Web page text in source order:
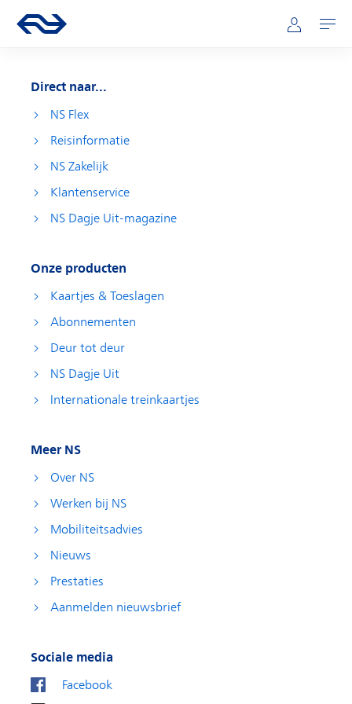
Hoofdnavigatie
Ga naar de homepage van ns.nl Mijn NS
Openen
Direct naar...
NS Flex
Reisinformatie
NS Zakelijk
Klantenservice
NS Dagje Uit-magazine
Onze producten
Kaartjes & Toeslagen
Abonnementen
Deur tot deur
NS Dagje Uit
Internationale treinkaartjes
Meer NS
Over NS
Werken bij NS
Mobiliteitsadvies
Nieuws
Prestaties
Aanmelden nieuwsbrief
Sociale media
Facebook